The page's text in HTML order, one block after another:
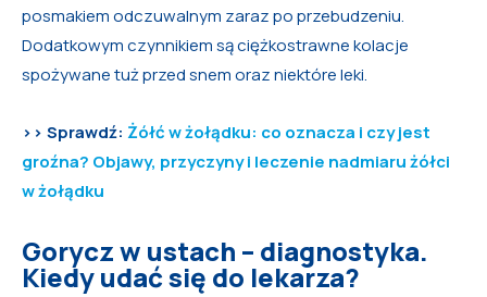
posmakiem odczuwalnym zaraz po przebudzeniu.
Dodatkowym czynnikiem są ciężkostrawne kolacje
spożywane tuż przed snem oraz niektóre leki.
>> Sprawdź: Żółć w żołądku: co oznacza i czy jest
groźna? Objawy, przyczyny i leczenie nadmiaru żółci
w żołądku
Gorycz w ustach – diagnostyka.
Kiedy udać się do lekarza?